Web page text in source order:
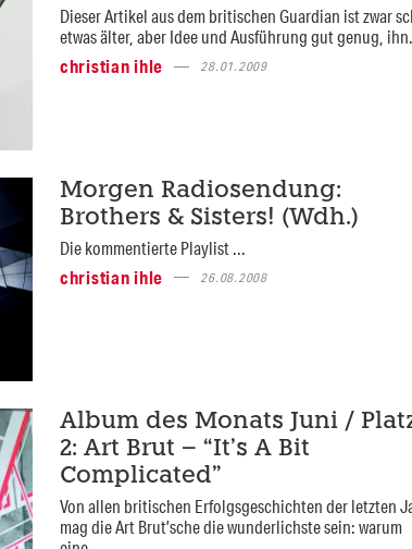
Dieser Artikel aus dem britischen Guardian ist zwar
etwas älter, aber Idee und Ausführung gut genug,
christian ihle
28.01.2009
Morgen Radiosendung:
Brothers & Sisters! (Wdh.)
Die kommentierte Playlist ...
christian ihle
26.08.2008
Album des Monats Juni /
2: Art Brut – “It’s A Bit
Complicated”
Von allen britischen Erfolgsgeschichten der letzten
mag die Art Brut’sche die wunderlichste sein: warum